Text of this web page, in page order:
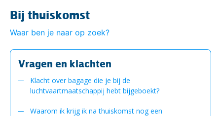
Bij thuiskomst
Waar ben je naar op zoek?
Vragen en klachten
Klacht over bagage die je bij de
luchtvaartmaatschappij hebt bijgeboekt?
Waarom ik krijg ik na thuiskomst nog een